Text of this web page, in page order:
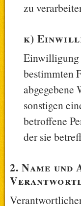
zu
k)
Einwilligung
bestimmten
abgegebene
sonstigen
betroffene
der sie
2. Name